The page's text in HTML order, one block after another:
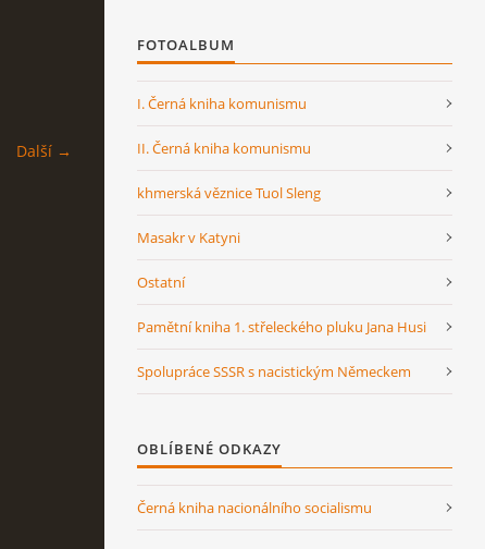
Další →
FOTOALBUM
I. Černá kniha komunismu
II. Černá kniha komunismu
khmerská věznice Tuol Sleng
Masakr v Katyni
Ostatní
Pamětní kniha 1. střeleckého pluku Jana Husi
Spolupráce SSSR s nacistickým Německem
OBLÍBENÉ ODKAZY
Černá kniha nacionálního socialismu